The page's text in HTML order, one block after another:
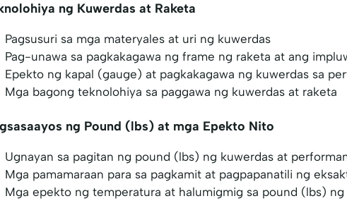
ng Kuwerdas at Raketa
Pagsusuri sa mga materyales at uri ng kuwerdas
Pag-unawa sa pagkakagawa ng frame ng raketa at ang
Epekto ng kapal (gauge) at pagkakagawa ng kuwerdas sa
Mga bagong teknolohiya sa paggawa ng kuwerdas at raketa
ng Pound (lbs) at mga Epekto Nito
Ugnayan sa pagitan ng pound (lbs) ng kuwerdas at
Mga pamamaraan para sa pagkamit at pagpapanatili ng
Mga epekto ng temperatura at halumigmig sa pound (lbs) ng